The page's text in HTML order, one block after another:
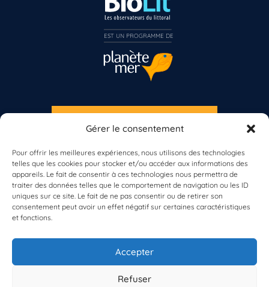
Gérer le consentement
Pour offrir les meilleures expériences, nous utilisons des technologies
telles que les cookies pour stocker et/ou accéder aux informations des
appareils. Le fait de consentir à ces technologies nous permettra de
traiter des données telles que le comportement de navigation ou les ID
uniques sur ce site. Le fait de ne pas consentir ou de retirer son
consentement peut avoir un effet négatif sur certaines caractéristiques
et fonctions.
Accepter
Refuser
À propos de BioLit
Vos données d'observation
Ressources
Résultats du programme
S'INSCRIRE À LA NEWSLETTER
Inscrivez-vous dès maintenant